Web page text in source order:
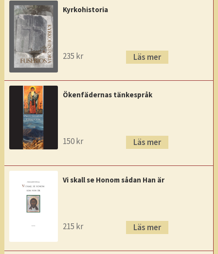
Kyrkohistoria
235 kr Läs mer
Ökenfädernas tänkespråk
150kr Läs mer
Vi skall se Honom sådan Han är
215 kr Läs mer